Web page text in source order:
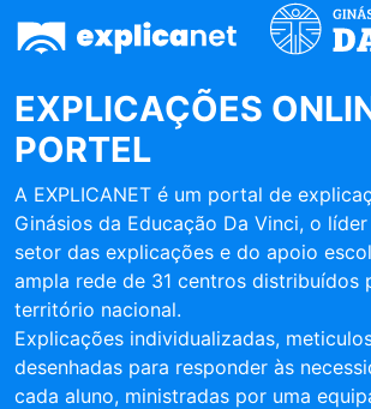
EXPLICAÇÕES
PORTEL
A EXPLICANET é um portal de
Ginásios da Educação Da Vinci, o
setor das explicações e do apoio
ampla rede de 31 centros distribuídos
território nacional.
Explicações individualizadas,
desenhadas para responder às
cada aluno, ministradas por uma